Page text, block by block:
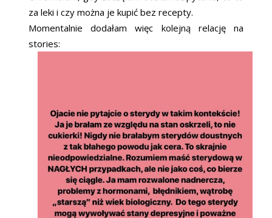
za leki i czy można je kupić bez recepty.
Momentalnie dodałam więc kolejną relację na
stories: